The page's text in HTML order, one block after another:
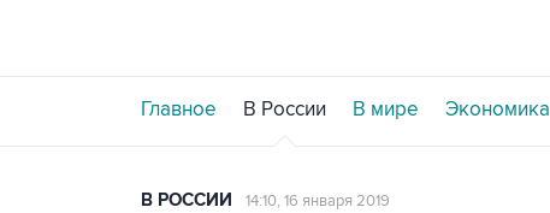
Главное В России В мире Экономика
В РОССИИ 14:10, 16 января 2019